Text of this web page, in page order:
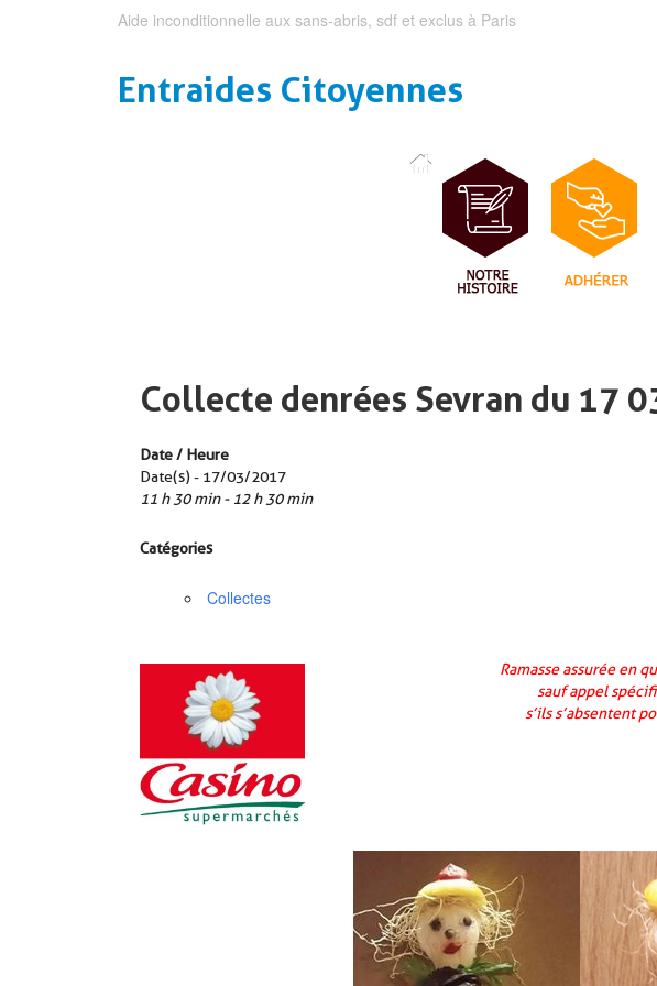
Aide inconditionnelle aux sans-abris, sdf et exclus à Paris
Entraides Citoyennes
Collecte denrées Sevran du 17
Date / Heure
Date(s) - 17/03/2017
11 h 30 min - 12 h 30 min
Catégories
Collectes
Ramasse assurée en
sauf appel
s’ils s’absentent